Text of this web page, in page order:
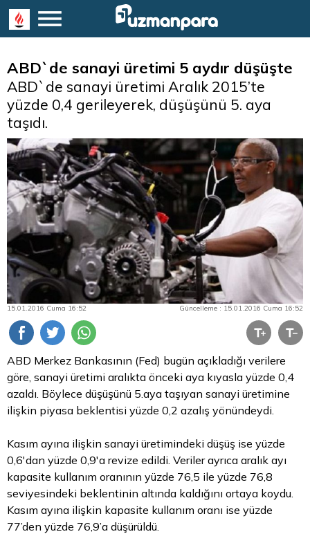
ABD`de sanayi üretimi 5 aydır düşüşte
ABD`de sanayi üretimi Aralık 2015’te
yüzde 0,4 gerileyerek, düşüşünü 5. aya
taşıdı.
15.01.2016 Cuma 16:52 Güncelleme : 15.01.2016 Cuma 16:52
ABD Merkez Bankasının (Fed) bugün açıkladığı verilere
göre, sanayi üretimi aralıkta önceki aya kıyasla yüzde 0,4
azaldı. Böylece düşüşünü 5.aya taşıyan sanayi üretimine
ilişkin piyasa beklentisi yüzde 0,2 azalış yönündeydi.
Kasım ayına ilişkin sanayi üretimindeki düşüş ise yüzde
0,6'dan yüzde 0,9'a revize edildi. Veriler ayrıca aralık ayı
kapasite kullanım oranının yüzde 76,5 ile yüzde 76,8
seviyesindeki beklentinin altında kaldığını ortaya koydu.
Kasım ayına ilişkin kapasite kullanım oranı ise yüzde
77’den yüzde 76,9’a düşürüldü.